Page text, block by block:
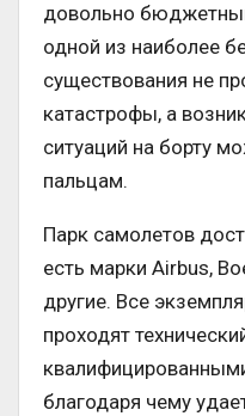
довольно
одной из наиболее
существования не
катастрофы, а
ситуаций на борту
пальцам.
Парк самолетов
есть марки Airbus,
другие. Все
проходят
благодаря чему